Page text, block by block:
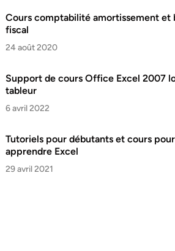
Cours comptabilité amortissement et
fiscal
24 août 2020
Support de cours Office Excel 2007
tableur
6 avril 2022
Tutoriels pour débutants et cours pour
apprendre Excel
29 avril 2021